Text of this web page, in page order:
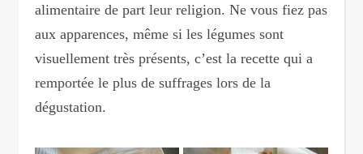
alimentaire de part leur religion. Ne vous fiez pas
aux apparences, même si les légumes sont
visuellement très présents, c’est la recette qui a
remportée le plus de suffrages lors de la
dégustation.